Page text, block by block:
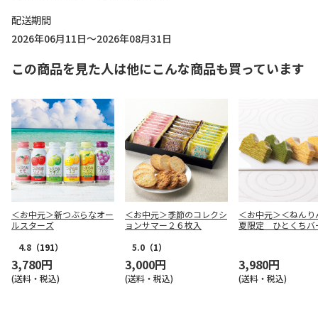
配送期間
2026年06月11日～2026年08月31日
この商品を見た人は他にこんな商品も買っています
＜お中元＞新つぶらなオー
ルスターズ
4.8 （191）
3,780円
(送料・税込)
＜お中元＞季節のコレクシ
ョンサマー２６枚入
5.0 （1）
3,000円
(送料・税込)
＜お中元＞＜ねんり
夏限定 ひとくちバ
3,980円
(送料・税込)